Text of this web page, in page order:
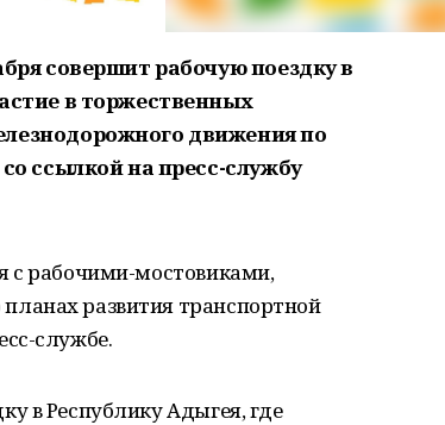
совершит рабочую поездку в
в торжественных
движения по
ссылкой на пресс-службу
с рабочими-мостовиками,
развития транспортной
службе.
в Республику Адыгея, где